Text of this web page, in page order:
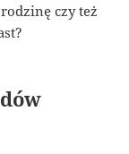
czy też